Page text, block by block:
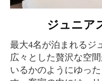
ジュニ
最大4名が泊まれるジュニアスイートルームは、
広々とした贅沢な空
いるかのようにゆっ